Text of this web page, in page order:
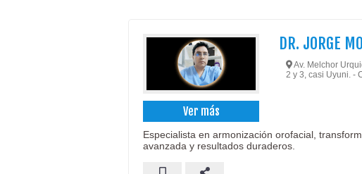
Ver más
DR. JORGE
Av. Melchor
2 y 3, casi Uyuni. -
Especialista en armonización orofacial,
avanzada y resultados duraderos.